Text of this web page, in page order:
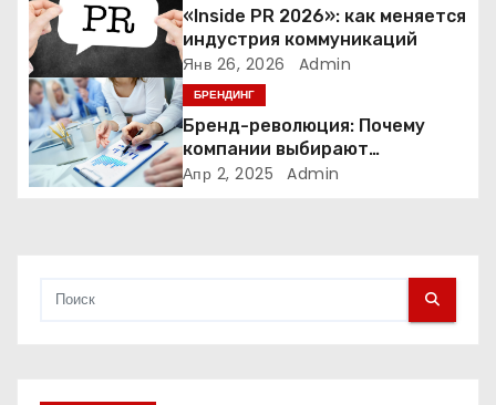
а
п
и
с
«Inside PR 2026»: как меняется
индустрия коммуникаций
Янв 26, 2026 Admin
БРЕНДИНГ
Бренд-революция: Почему
компании выбирают
адаптивные логотипы?
Апр 2, 2025 Admin